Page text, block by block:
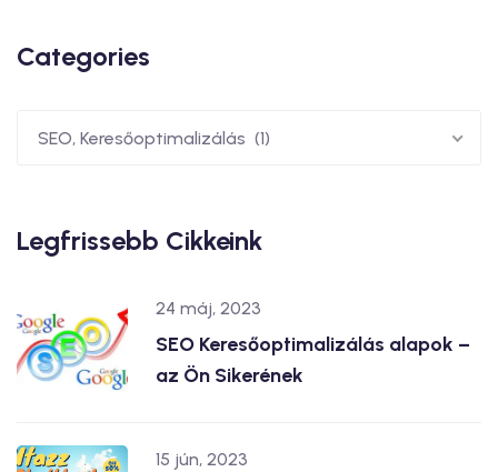
Categories
SEO, Keresőoptimalizálás (1)
Legfrissebb Cikkeink
24 máj, 2023
SEO Keresőoptimalizálás alapok –
az Ön Sikerének
15 jún, 2023